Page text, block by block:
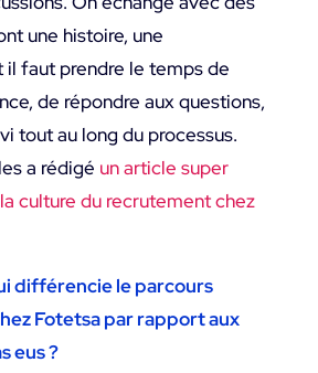
une histoire, une
il faut prendre le temps de
de répondre aux questions,
tout au long du processus.
a rédigé un article super
culture du recrutement chez
différencie le parcours
Fotetsa par rapport aux
eus ?